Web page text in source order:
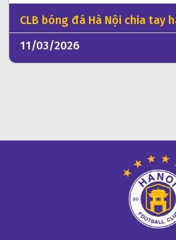
CLB bóng đá Hà Nội chia tay
11/03/2026